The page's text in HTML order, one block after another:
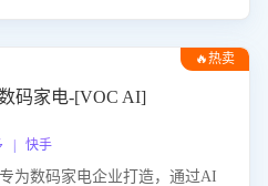
比，并分析消费者的比价行
品与服务优势，有效提升咨询转
，实现精准扬长避短。
🔥热卖
码家电-[VOC AI]
| 快手
为数码家电企业打造，通过AI